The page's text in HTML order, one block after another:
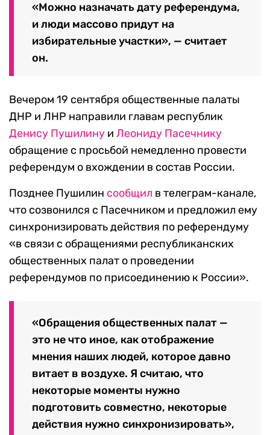
«Можно назначать дату референдума,
и люди массово придут на
избирательные участки», — считает
он.
Вечером 19 сентября общественные палаты
ДНР и ЛНР направили главам республик
Денису Пушилину и Леониду Пасечнику
обращение с просьбой немедленно провести
референдум о вхождении в состав России.
Позднее Пушилин сообщил в телеграм-канале,
что созвонился с Пасечником и предложил ему
синхронизировать действия по референдуму
«в связи с обращениями республиканских
общественных палат о проведении
референдумов по присоединению к России».
«Обращения общественных палат —
это не что иное, как отображение
мнения наших людей, которое давно
витает в воздухе. Я считаю, что
некоторые моменты нужно
подготовить совместно, некоторые
действия нужно синхронизировать»,